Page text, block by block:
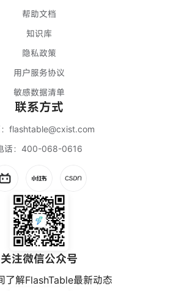
帮助文档
知识库
隐私政策
用户服务协议
敏感数据清单
联系方式
flashtable@cxist.com
话： 400-068-0616
关注微信公众号
了解FlashTable最新动态